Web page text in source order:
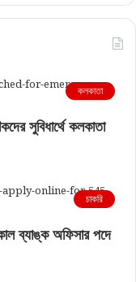
কলকাতা
সুবিধার্থে কলকাতা
চাকরি
ব্যাঙ্ক অফিসার পদে